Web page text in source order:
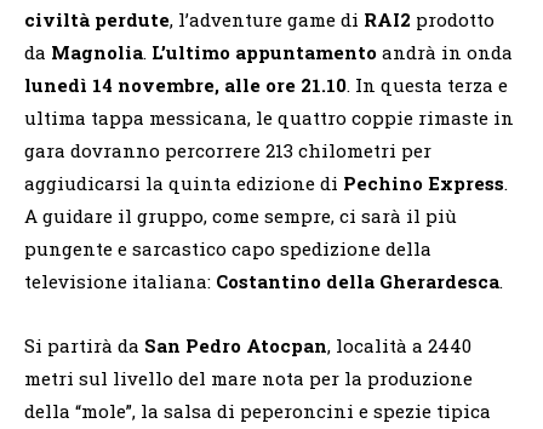
civiltà perdute, l’adventure game di RAI2 prodotto
da Magnolia. L’ultimo appuntamento andrà in onda
lunedì 14 novembre, alle ore 21.10. In questa terza e
ultima tappa messicana, le quattro coppie rimaste in
gara dovranno percorrere 213 chilometri per
aggiudicarsi la quinta edizione di Pechino Express.
A guidare il gruppo, come sempre, ci sarà il più
pungente e sarcastico capo spedizione della
televisione italiana: Costantino della Gherardesca.
Si partirà da San Pedro Atocpan, località a 2440
metri sul livello del mare nota per la produzione
della “mole”, la salsa di peperoncini e spezie tipica